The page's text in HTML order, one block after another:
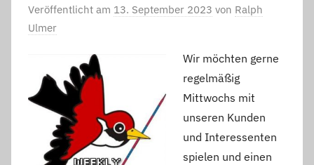
Veröffentlicht am 13. September 2023 von Ralph
Ulmer
Wir möchten gerne
regelmäßig
Mittwochs mit
unseren Kunden
und Interessenten
spielen und einen